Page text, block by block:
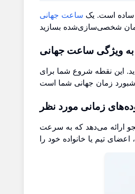
ساده است. یک ساعت جهانی
این نقطه شروع شما برای
ارائه می‌دهد که به سرعت